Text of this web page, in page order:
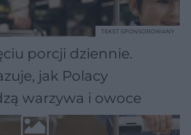
porcji dziennie.
jak Polacy
warzywa i owoce
TEKST SPONSOROWANY